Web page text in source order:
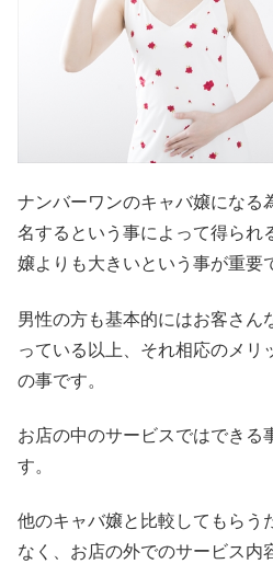
ナンバーワンのキャバ嬢になる
名するという事によって得られ
嬢よりも大きいという事が重要
男性の方も基本的にはお客さん
っている以上、それ相応のメリ
の事です。
お店の中のサービスではできる
す。
他のキャバ嬢と比較してもらう
なく、お店の外でのサービス内